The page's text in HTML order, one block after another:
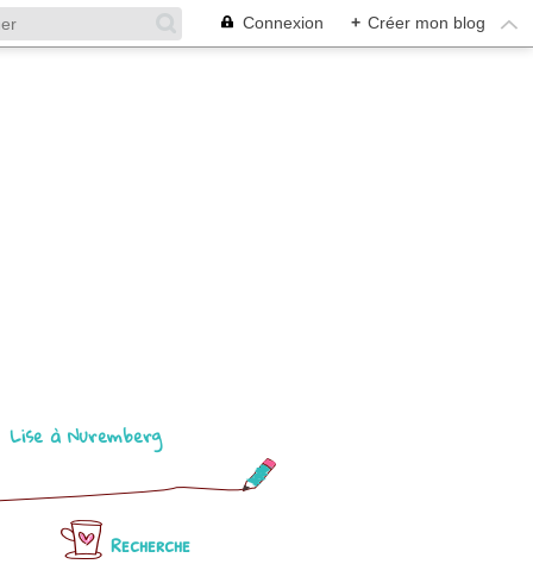
Connexion + Créer mon blog
Lise à Nuremberg
Recherche